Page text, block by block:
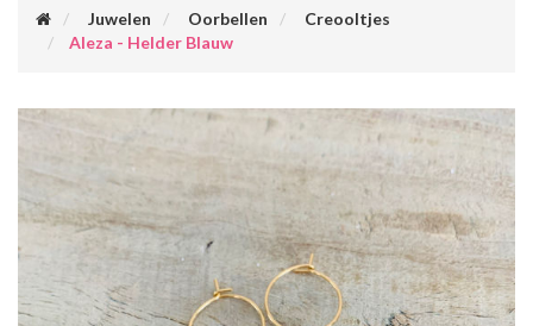
Juwelen Oorbellen
Creooltjes
Aleza - Helder Blauw